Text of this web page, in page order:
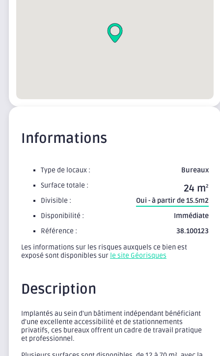
Informations
Type de locaux :
Bureaux
Surface totale :
24 m2
Divisible :
Oui - à partir de 15.5m2
Disponibilité :
Immédiate
Référence :
38.100123
Les informations sur les risques auxquels ce bien est
exposé sont disponibles sur le site Géorisques
Description
Implantés au sein d'un bâtiment indépendant bénéficiant
d'une excellente accessibilité et de stationnements
privatifs, ces bureaux offrent un cadre de travail pratique
et professionnel.